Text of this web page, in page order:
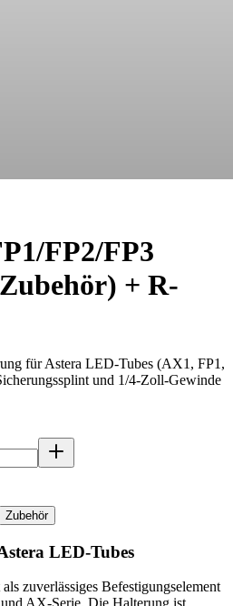
FP2/FP3
+ R-
für Astera LED-Tubes (AX1, FP1,
und 1/4-Zoll-Gewinde
Zubehör
LED-Tubes
zuverlässiges Befestigungselement